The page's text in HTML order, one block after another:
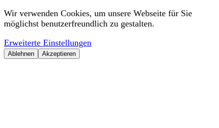
Wir verwenden Cookies, um unsere Webseite für Sie
möglichst benutzerfreundlich zu gestalten.
Erweiterte Einstellungen
Ablehnen Akzeptieren